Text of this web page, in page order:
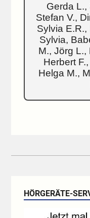
Gerda L.,
Stefan V.,
Sylvia E.R.,
Sylvia,
M., Jörg L.,
Herbert
Helga M.,
HÖRGERÄTE-